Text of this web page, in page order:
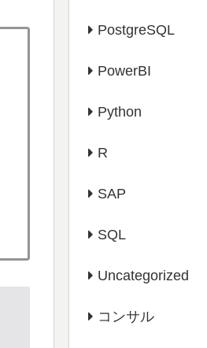
PostgreSQL
PowerBI
Python
R
SAP
SQL
Uncategorized
コンサル